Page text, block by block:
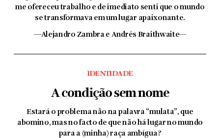
me ofereceu trabalho e de imediato senti que o mundo
se transformava em um lugar apaixonante.
—Alejandro Zambra e Andrés Braithwaite—
IDENTIDADE
A condição sem nome
Estará o problema não na palavra “mulata”, que
abomino, mas no facto de que não há lugar no mundo
para a (minha) raça ambígua?